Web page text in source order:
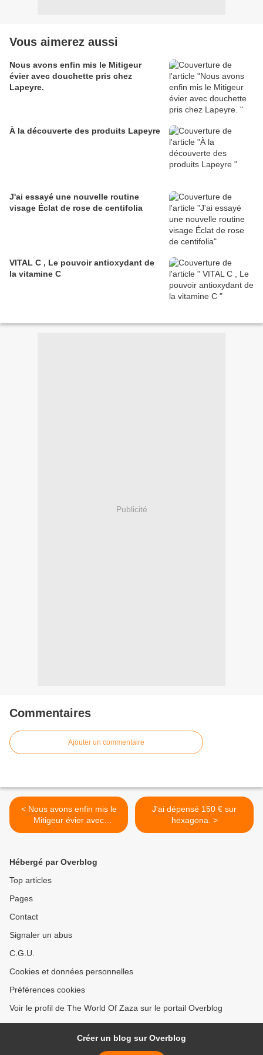
Vous aimerez aussi
Nous avons enfin mis le Mitigeur
évier avec douchette pris chez
Lapeyre.
À la découverte des produits Lapeyre
J'ai essayé une nouvelle routine
visage Éclat de rose de centifolia
VITAL C , Le pouvoir antioxydant de
la vitamine C
Publicité
Commentaires
Ajouter un commentaire
< Nous avons enfin mis le
Mitigeur évier avec
douchette pris chez
J'ai dépensé 150 € sur
hexagona. >
Hébergé par Overblog
Top articles
Pages
Contact
Signaler un abus
C.G.U.
Cookies et données personnelles
Préférences cookies
Voir le profil de The World Of Zaza sur le portail Overblog
Créer un blog sur Overblog